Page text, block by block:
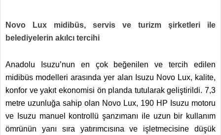
Novo Lux midibüs, servis ve turizm şirketleri ile
belediyelerin akılcı tercihi
Anadolu Isuzu’nun en çok beğenilen ve tercih edilen
midibüs modelleri arasında yer alan Isuzu Novo Lux, kalite,
konfor ve yakıt ekonomisi ön planda tutularak geliştirildi. 7,3
metre uzunluğa sahip olan Novo Lux, 190 HP Isuzu motoru
ve Isuzu manuel kontrollü şanzımanı ile uzun bir kullanım
ömrünün yanı sıra yatırımcısına ve işletmecisine düşük